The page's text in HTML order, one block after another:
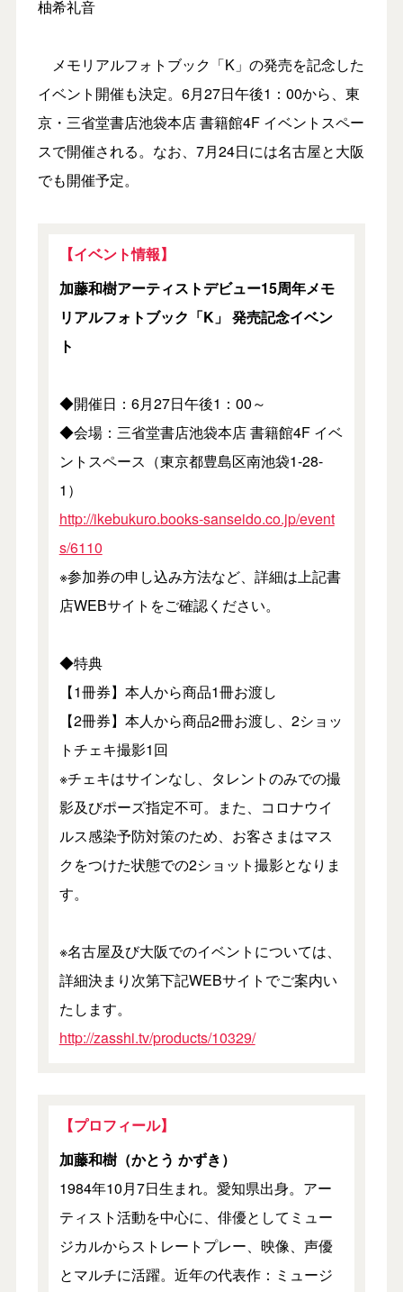
柚希礼音
メモリアルフォトブック「K」の発売を記念した
イベント開催も決定。6月27日午後1：00から、東
京・三省堂書店池袋本店 書籍館4F イベントスペー
スで開催される。なお、7月24日には名古屋と大阪
でも開催予定。
【イベント情報】
加藤和樹アーティストデビュー15周年メモ
リアルフォトブック「K」 発売記念イベン
ト
◆開催日：6月27日午後1：00～
◆会場：三省堂書店池袋本店 書籍館4F イベ
ントスペース（東京都豊島区南池袋1-28-
1）
http://ikebukuro.books-sanseido.co.jp/event
s/6110
※参加券の申し込み方法など、詳細は上記書
店WEBサイトをご確認ください。
◆特典
【1冊券】本人から商品1冊お渡し
【2冊券】本人から商品2冊お渡し、2ショッ
トチェキ撮影1回
※チェキはサインなし、タレントのみでの撮
影及びポーズ指定不可。また、コロナウイ
ルス感染予防対策のため、お客さまはマス
クをつけた状態での2ショット撮影となりま
す。
※名古屋及び大阪でのイベントについては、
詳細決まり次第下記WEBサイトでご案内い
たします。
http://zasshi.tv/products/10329/
【プロフィール】
加藤和樹（かとう かずき）
1984年10月7日生まれ。愛知県出身。アー
ティスト活動を中心に、俳優としてミュー
ジカルからストレートプレー、映像、声優
とマルチに活躍。近年の代表作：ミュージ